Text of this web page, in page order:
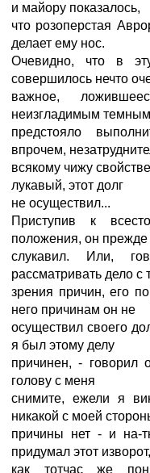
и майору показалось,
что розоперстая
делает ему нос.
Очевидно, что в
совершилось нечто
важное,
неизгладимым
предстояло
впрочем,
всякому чижу
лукавый, этот долг
не осуществил...
Приступив к
положения, он прежде
слукавил. Или,
рассматривать дело с
зрения причин, его
него причинам он не
осуществил своего
я был этому делу
причинен, - говорил
голову с меня
снимите, ежели я
никакой с моей
причины нет - и на-
придумал этот изворот,
как тотчас же